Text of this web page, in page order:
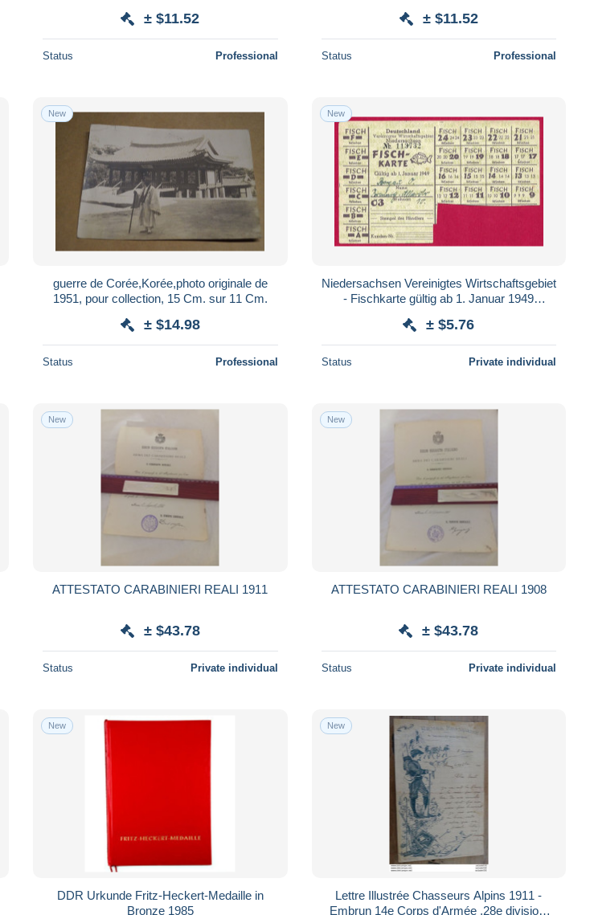
± $11.52
Status Professional
± $11.52
Status Professional
New
guerre de Corée,Korée,photo originale de
1951, pour collection, 15 Cm. sur 11 Cm.
± $14.98
Status Professional
New
Niedersachsen Vereinigtes Wirtschaftsgebiet
- Fischkarte gültig ab 1. Januar 1949
± $5.76
Status Private individual
New
ATTESTATO CARABINIERI REALI 1911
± $43.78
Status Private individual
New
ATTESTATO CARABINIERI REALI 1908
± $43.78
Status Private individual
New
DDR Urkunde Fritz-Heckert-Medaille in
Bronze 1985
New
Lettre Illustrée Chasseurs Alpins 1911 -
Embrun 14e Corps d'Armée ,28e division,